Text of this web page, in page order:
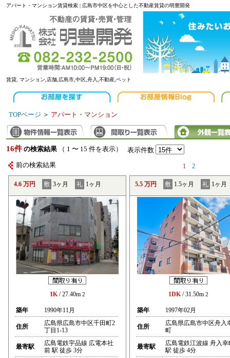
アパート・マンション賃貸検索 | 広島市中区を中心とした不動産賃貸の明豊開発
賃貸, マンション,店舗,広島市,中区,舟入,不動産,ペット
TOPページ ＞ アパート・マンション
16件 の検索結果 （ 1 〜 15 件を表示） 表示件数
前の検索結果 1 2
4.6 万円 敷 3ヶ月 礼 1ヶ月
1K/ 27.40m 2
築年 1990年11月
住所
広島県広島市中区千田町2
丁目1-13
最寄駅
広島電鉄宇品線 広電本社
前 駅 徒歩 3分
5.5 万円 敷 1.5ヶ月 礼 1ヶ月
1DK/ 31.50m 2
築年 1997年02月
住所
広島県広島市中区舟入
町
最寄駅
広島電鉄江波線 舟入幸
駅 徒歩 4分